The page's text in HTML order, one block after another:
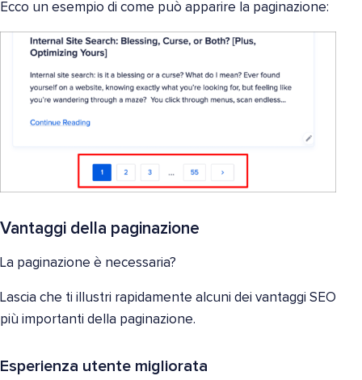
Ecco un esempio di come può apparire la paginazione:
Vantaggi della paginazione
La paginazione è necessaria?
Lascia che ti illustri rapidamente alcuni dei vantaggi SEO
più importanti della paginazione.
Esperienza utente migliorata